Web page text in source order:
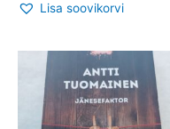
Lisa soovikorvi